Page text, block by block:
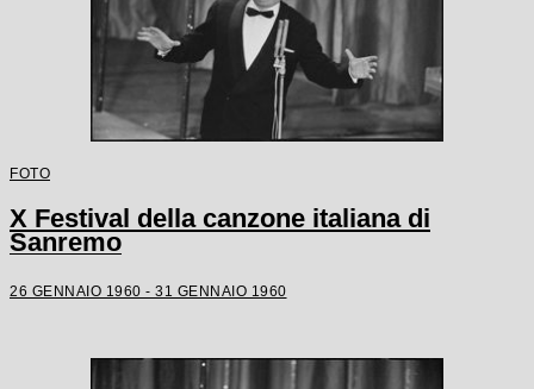
FOTO
X Festival della canzone italiana di
Sanremo
26 GENNAIO 1960 - 31 GENNAIO 1960